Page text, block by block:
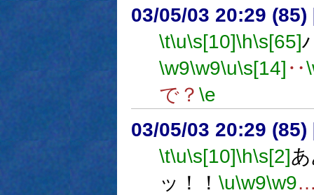
03/05/03 20:29 (85)
\t\u\s[10]\h\s[65]
\w9\w9\u\s[14] ‥
で？ \e
03/05/03 20:29 (85)
\t\u\s[10]\h\s[2]
ッ！！ \u\w9\w9